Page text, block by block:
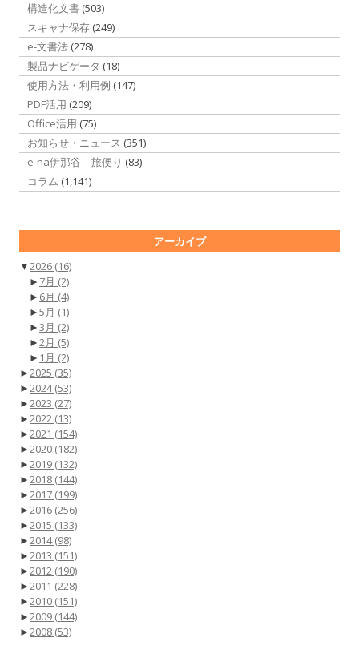
構造化文書 (503)
スキャナ保存 (249)
e-文書法 (278)
製品ナビゲータ (18)
使用方法・利用例 (147)
PDF活用 (209)
Office活用 (75)
お知らせ・ニュース (351)
e-na伊那谷 旅便り (83)
コラム (1,141)
アーカイブ
▼2026 (16)
► 7月 (2)
► 6月 (4)
►5月 (1)
►3月 (2)
►2月 (5)
► 1月 (2)
►2025 (35)
►2024(53)
►2023 (27)
►2022 (13)
►2021 (154)
►2020 (182)
►2019 (132)
►2018 (144)
►2017 (199)
►2016 (256)
►2015 (133)
►2014(98)
►2013 (151)
►2012 (190)
►2011 (228)
►2010 (151)
►2009 (144)
►2008 (53)